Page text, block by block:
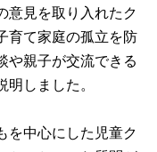
意見を取り入れたク
育て家庭の孤立を防
や親子が交流できる
しました。
を中心にした児童ク